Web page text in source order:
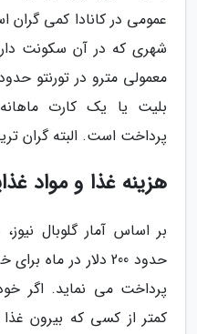
عمومی در کانادا کمی
شهری که در آن سکونت
پرداخت است. البته گران
هزینه غذا و مواد
بر اساس آمار گلوبال
حدود 200 دلار در
پرداخت می نماید. اگر
کمتر از کسی که بیرون